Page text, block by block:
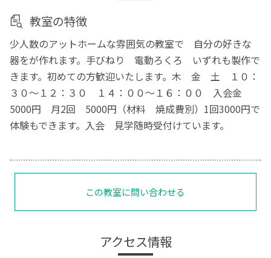
教室の特徴
少人数のアットホームな雰囲気の教室で 自分の好きな
器をが作れます。手びねり 電動ろくろ いずれも製作で
きます。初めての方歓迎いたします。木 金 土 １０：
３０～１２：３０ １４：００～１６：００ 入会金
5000円 月2回 5000円（材料 焼成費別）1回3000円で
体験もできます。入会 見学随時受付けています。
この教室に問い合わせる
アクセス情報